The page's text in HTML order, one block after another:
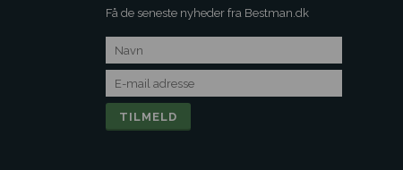
Få de seneste nyheder fra Bestman.dk